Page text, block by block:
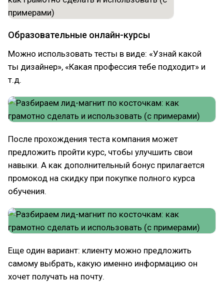
Образовательные онлайн-курсы
Можно использовать тесты в виде: «Узнай какой
ты дизайнер», «Какая профессия тебе подходит» и
т.д.
После прохождения теста компания может
предложить пройти курс, чтобы улучшить свои
навыки. А как дополнительный бонус прилагается
промокод на скидку при покупке полного курса
обучения.
Еще один вариант: клиенту можно предложить
самому выбрать, какую именно информацию он
хочет получать на почту.